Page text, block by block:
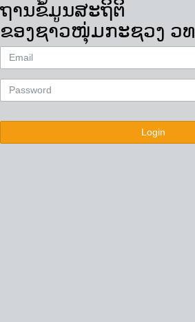
ຖານຂໍ້ມູນສະຖິຕິ
ຂອງຊາວໜຸ່ມກະຊວງ ວທ
Login